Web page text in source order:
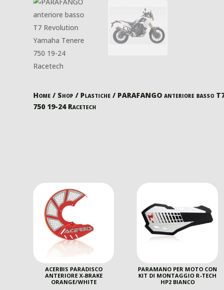
Home / Shop / Plastiche / PARAFANGO anteriore basso
750 19-24 Racetech
ACERBIS PARADISCO
ANTERIORE X-BRAKE
ORANGE/WHITE
PARAMANO PER MOTO CON
KIT DI MONTAGGIO R-TECH
HP2 BIANCO